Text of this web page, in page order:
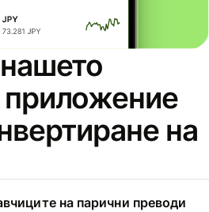
приложение
на
на парични преводи